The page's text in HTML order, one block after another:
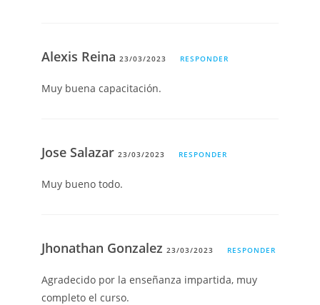
Alexis Reina23/03/2023 RESPONDER
Muy buena capacitación.
Jose Salazar23/03/2023 RESPONDER
Muy bueno todo.
Jhonathan Gonzalez23/03/2023 RESPONDER
Agradecido por la enseñanza impartida, muy
completo el curso.